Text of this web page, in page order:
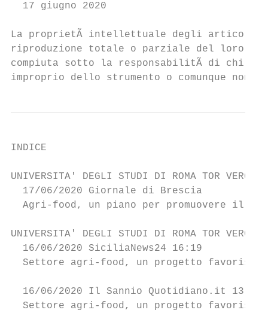
  17 giugno 2020
La proprietÃ intellettuale degli articoli
riproduzione totale o parziale del loro
compiuta sotto la responsabilitÃ di chi la
improprio dello strumento o comunque
INDICE
UNIVERSITA' DEGLI STUDI DI ROMA TOR VERGATA
17/06/2020 Giornale di Brescia
Agri-food, un piano per promuovere il
UNIVERSITA' DEGLI STUDI DI ROMA TOR VERGATA
16/06/2020 SiciliaNews24 16:19
Settore agri-food, un progetto favorisce
16/06/2020 Il Sannio Quotidiano.it 13:46
Settore agri-food, un progetto favorisce